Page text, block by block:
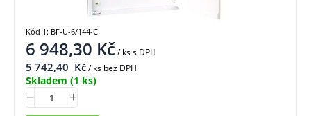
6 948,30 Kč/ kss DPH
5 742,40 Kč/ ks bez DPH
Skladem (1 ks)
Kód 1: BF-U-6/144-C